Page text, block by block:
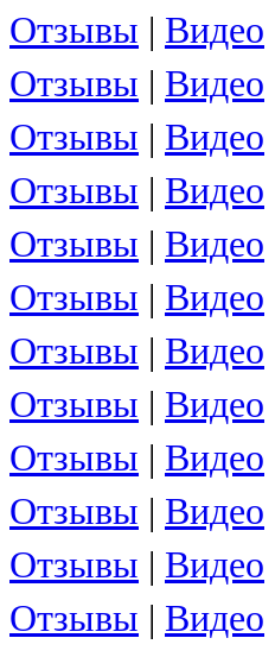
Отзывы | Видео
Отзывы | Видео
Отзывы | Видео
Отзывы | Видео
Отзывы | Видео
Отзывы | Видео
Отзывы | Видео
Отзывы | Видео
Отзывы | Видео
Отзывы | Видео
Отзывы | Видео
Отзывы | Видео